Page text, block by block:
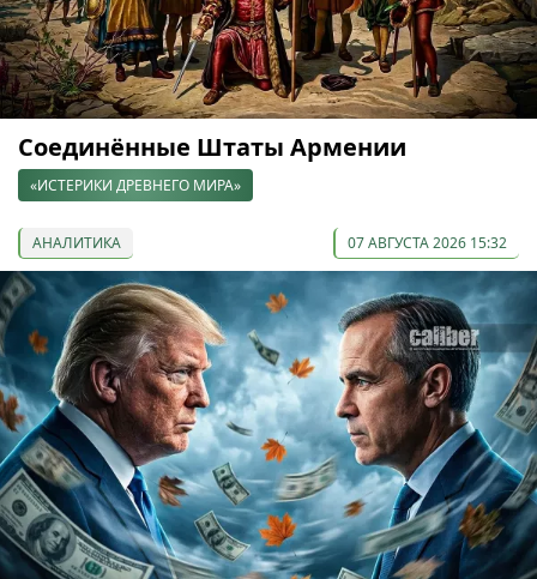
Соединённые Штаты Армении
«ИСТЕРИКИ ДРЕВНЕГО МИРА»
АНАЛИТИКА 07 АВГУСТА 2026 15:32